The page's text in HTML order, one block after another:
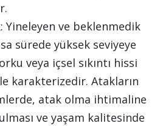
Yineleyen ve beklenmedik
sürede yüksek seviyeye
veya içsel sıkıntı hissi
karakterizedir. Atakların
atak olma ihtimaline
ve yaşam kalitesinde